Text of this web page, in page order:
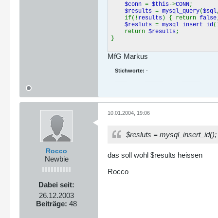
$conn = $this->CONN;
$results = mysql_query($sql
if(! results ) { return false
$resluts = mysql_insert_id
return $results;
}
MfG Markus
Stichworte: -
Rocco
Newbie
Dabei seit:
26.12.2003
Beiträge: 48
10.01.2004, 19:06
$resluts = mysql_insert_id();
das soll wohl $results heissen
Rocco